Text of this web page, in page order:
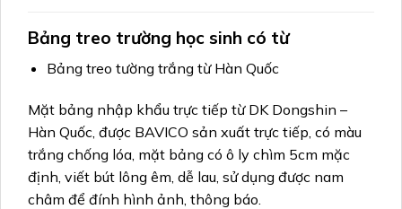
Bảng treo trường học sinh có từ
Bảng treo tường trắng từ Hàn Quốc
Mặt bảng nhập khẩu trực tiếp từ DK Dongshin –
Hàn Quốc, được BAVICO sản xuất trực tiếp, có màu
trắng chống lóa, mặt bảng có ô ly chìm 5cm mặc
định, viết bút lông êm, dễ lau, sử dụng được nam
châm để đính hình ảnh, thông báo.